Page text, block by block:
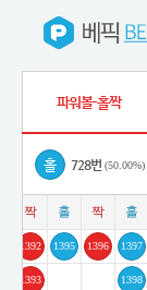
파워볼-홀짝
728번 (50.00%)
1392
1393
1395 1396 1397
1398